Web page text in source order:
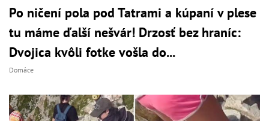
Po ničení pola pod Tatrami a kúpaní v plese
tu máme ďalší nešvár! Drzosť bez hraníc:
Dvojica kvôli fotke vošla do...
Domáce